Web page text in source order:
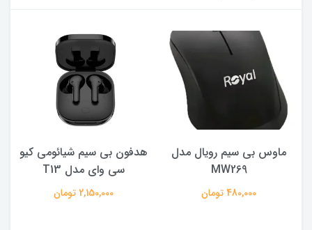
ماوس بی سیم رویال مدل
MW269
480,000 تومان
هدفون بی سیم شیائومی کیو
سی وای مدل T13
2,150,000 تومان